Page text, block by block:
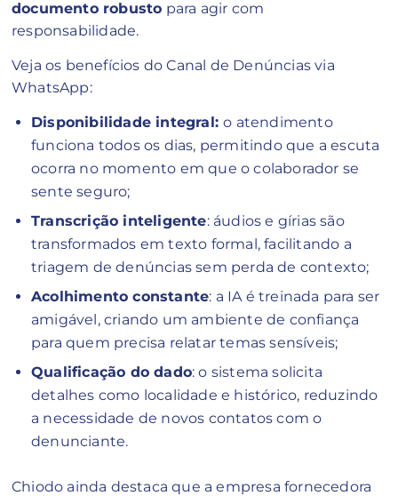
documento robusto para agir com
responsabilidade.
Veja os benefícios do Canal de Denúncias via
WhatsApp:
Disponibilidade integral:o atendimento
funciona todos os dias, permitindo que a escuta
ocorra no momento em que o colaborador se
sente seguro;
Transcrição inteligente: áudios e gírias são
transformados em texto formal, facilitando a
triagem de denúncias sem perda de contexto;
Acolhimento constante: a IA é treinada para ser
amigável, criando um ambiente de confiança
para quem precisa relatar temas sensíveis;
Qualificação do dado: o sistema solicita
detalhes como localidade e histórico, reduzindo
a necessidade de novos contatos com o
denunciante.
Chiodo ainda destaca que a empresa fornecedora